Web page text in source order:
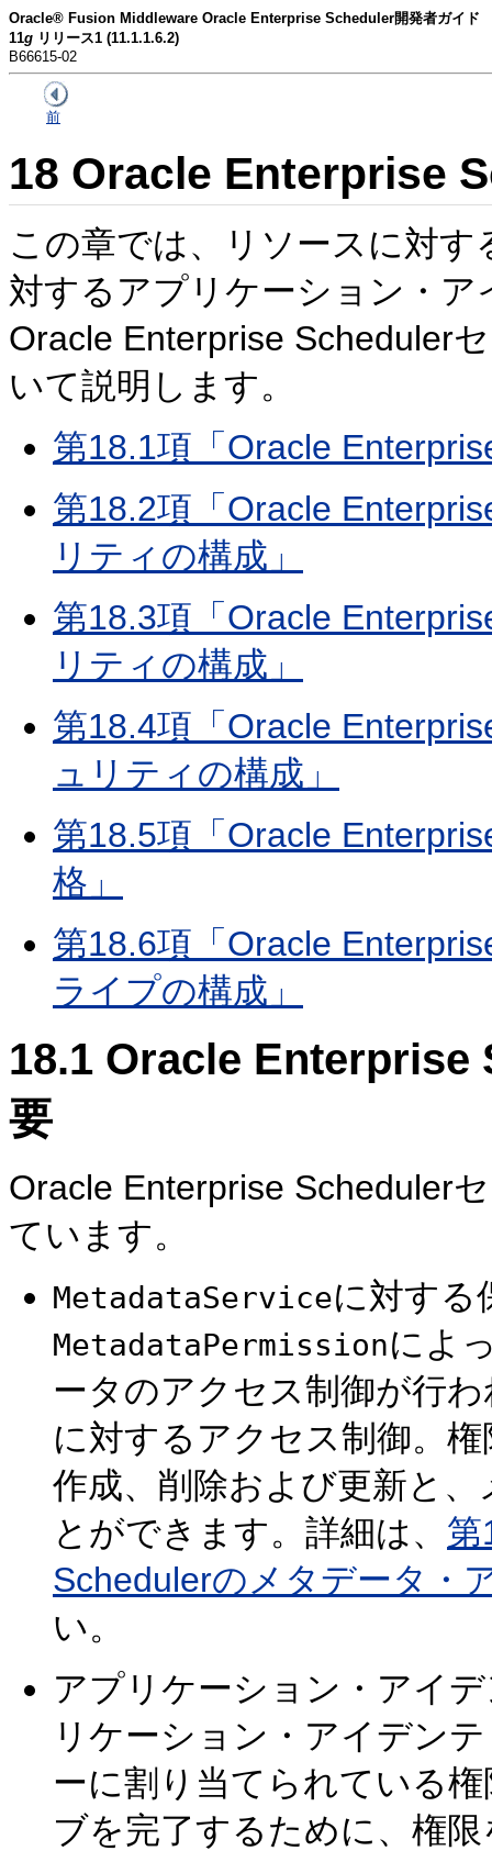
Oracle® Fusion Middleware Oracle Enterprise Scheduler開発者ガイド
11g リリース1 (11.1.1.6.2)
B66615-02
前
18 Oracle Enterprise
この章では、リソースに対
対するアプリケーション・
Oracle Enterprise Scheduler
いて説明します。
第18.1項「Oracle
第18.2項「Oracle
リティの構成」
第18.3項「Oracle
リティの構成」
第18.4項「Oracle
ュリティの構成」
第18.5項「Oracle
格」
第18.6項「Oracle
ライプの構成」
18.1 Oracle Enterprise
要
Oracle Enterprise Scheduler
ています。
MetadataServiceに対する
MetadataPermissionによ
ータのアクセス制御が行
に対するアクセス制御。
作成、削除および更新と
とができます。詳細は、 第
Schedulerのメタデータ・
い。
アプリケーション・アイ
リケーション・アイデン
ーに割り当てられている
ブを完了するために、権